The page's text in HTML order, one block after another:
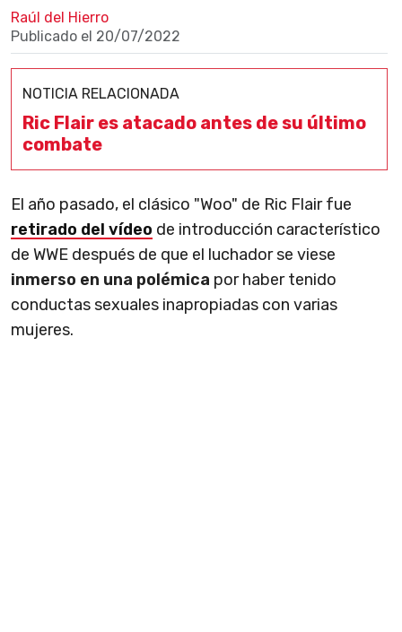
Raúl del Hierro
Publicado el 20/07/2022
NOTICIA RELACIONADA
Ric Flair es atacado antes de su último
combate
El año pasado, el clásico "Woo" de Ric Flair fue
retirado del vídeo de introducción característico
de WWE después de que el luchador se viese
inmerso en una polémica por haber tenido
conductas sexuales inapropiadas con varias
mujeres.